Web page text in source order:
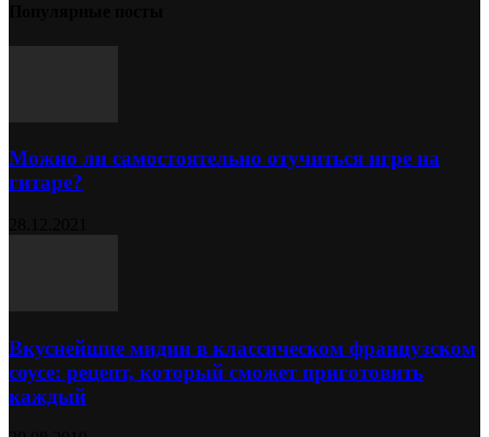
Можно ли самостоятельно отучиться игре на
гитаре?
Вкуснейшие мидии в классическом французском
соусе: рецепт, который сможет приготовить
каждый